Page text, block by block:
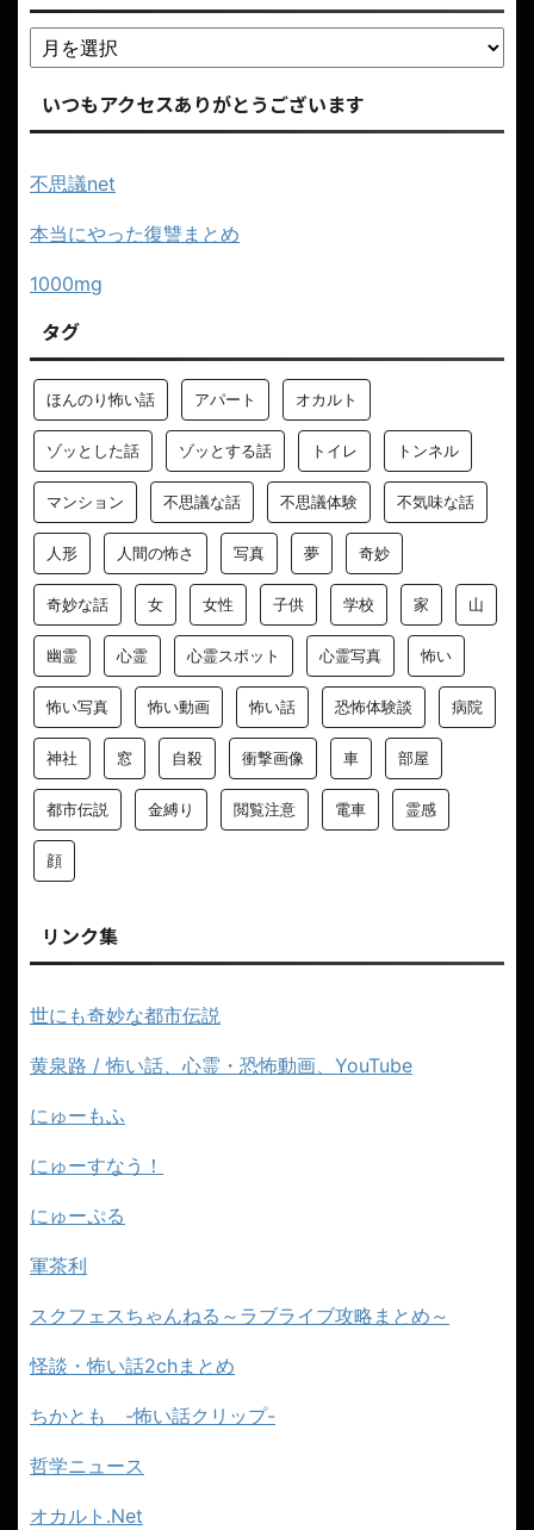
いつもアクセスありがとうございます
不思議net
本当にやった復讐まとめ
1000mg
タグ
ほんのり怖い話 アパート オカルト
ゾッとした話 ゾッとする話 トイレ トンネル
マンション 不思議な話 不思議体験 不気味な話
人形 人間の怖さ 写真 夢 奇妙
奇妙な話 女 女性 子供 学校 家 山
幽霊 心霊 心霊スポット 心霊写真 怖い
怖い写真 怖い動画 怖い話 恐怖体験談 病院
神社 窓 自殺 衝撃画像 車 部屋
都市伝説 金縛り 閲覧注意 電車 霊感
顔
リンク集
世にも奇妙な都市伝説
黄泉路 / 怖い話、心霊・恐怖動画、YouTube
にゅーもふ
にゅーすなう！
にゅーぷる
軍茶利
スクフェスちゃんねる～ラブライブ攻略まとめ～
怪談・怖い話2chまとめ
ちかとも -怖い話クリップ-
哲学ニュース
オカルト.Net